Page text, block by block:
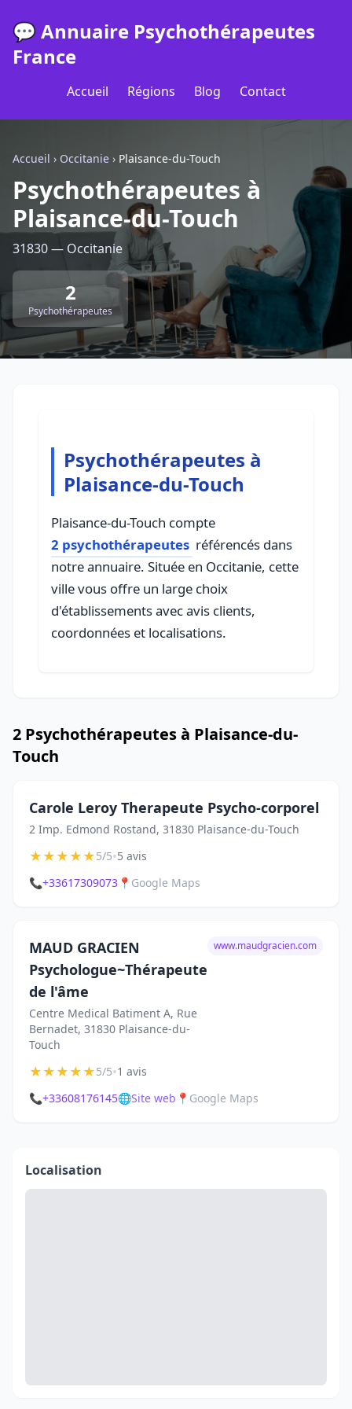
💬 Annuaire Psychothérapeutes
France
Accueil Régions Blog Contact
Accueil › Occitanie › Plaisance-du-Touch
Psychothérapeutes à
Plaisance-du-Touch
31830 — Occitanie
2
Psychothérapeutes
Psychothérapeutes à
Plaisance-du-Touch
Plaisance-du-Touch compte
2 psychothérapeutes référencés dans
notre annuaire. Située en Occitanie, cette
ville vous offre un large choix
d'établissements avec avis clients,
coordonnées et localisations.
2 Psychothérapeutes à Plaisance-du-
Touch
Carole Leroy Therapeute Psycho-corporel
2 Imp. Edmond Rostand, 31830 Plaisance-du-Touch
★★★★★5/5•5 avis
📞+33617309073 📍 Google Maps
MAUD GRACIEN
Psychologue~Thérapeute
de l'âme
Centre Medical Batiment A, Rue
Bernadet, 31830 Plaisance-du-
Touch
www.maudgracien.com
★★★★★5/5•1 avis
📞+33608176145🌐Site web 📍 Google Maps
Localisation